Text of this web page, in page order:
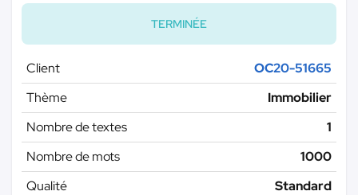
TERMINÉE
Client
OC20-51665
Thème
Immobilier
Nombre de textes
1
Nombre de mots
1000
Qualité
Standard